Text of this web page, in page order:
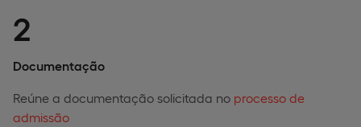
2
Documentação
Reúne a documentação solicitada no processo de
admissão